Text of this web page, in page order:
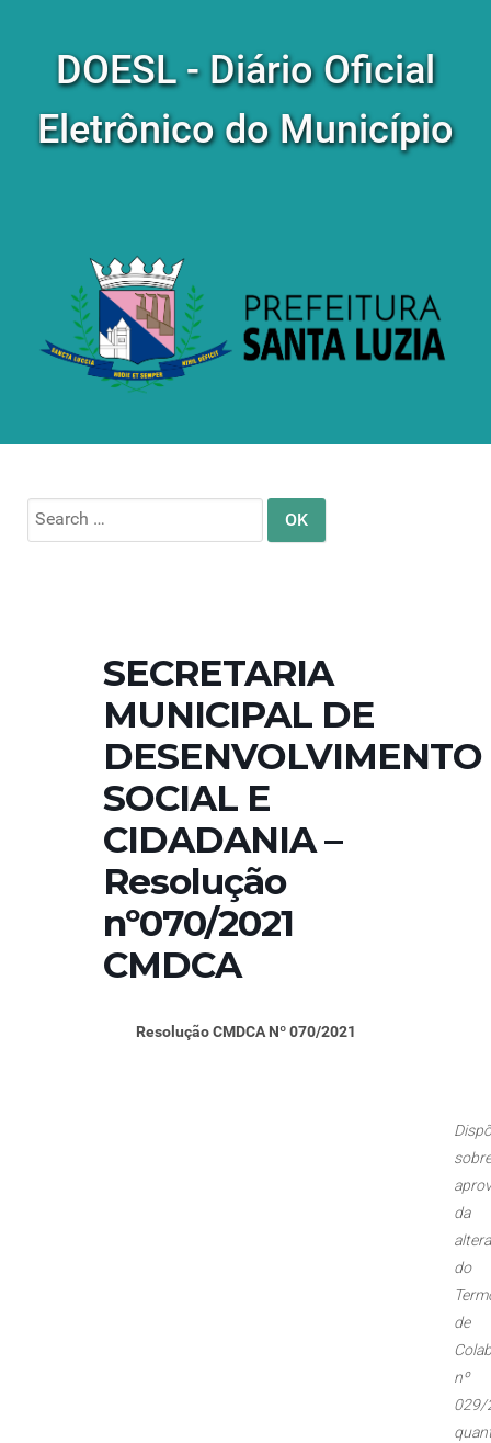
DOESL - Diário Oficial
Eletrônico do Município
Search
for:
SECRETARIA
MUNICIPAL DE
DESENVOLVIMENTO
SOCIAL E
CIDADANIA –
Resolução
nº070/2021
CMDCA
Resolução CMDCA Nº 070/2021
sobre
da
do
de
nº
029/